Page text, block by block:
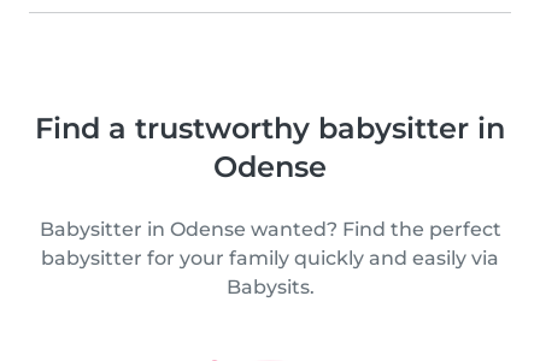
Find a trustworthy babysitter in
Odense
Babysitter in Odense wanted? Find the perfect
babysitter for your family quickly and easily via
Babysits.